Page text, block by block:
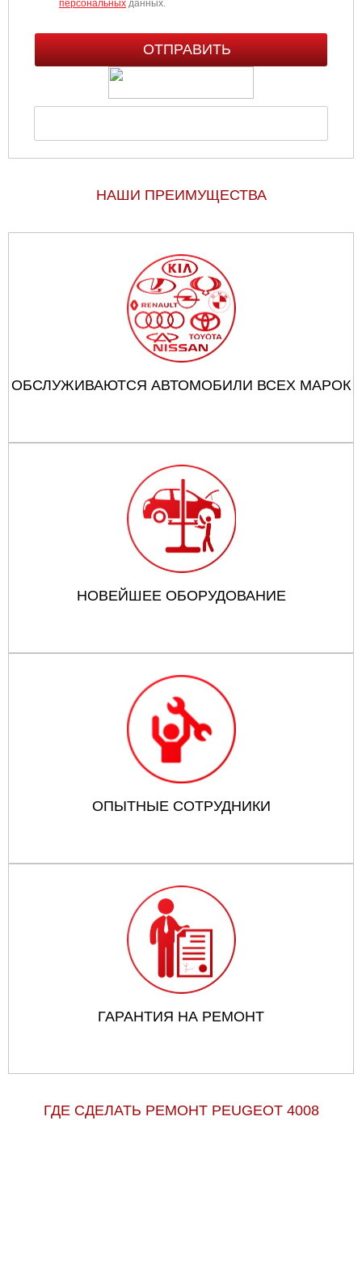
персональныхданных.
НАШИ ПРЕИМУЩЕСТВА
ОБСЛУЖИВАЮТСЯ АВТОМОБИЛИ ВСЕХ МАРОК
НОВЕЙШЕЕ ОБОРУДОВАНИЕ
ОПЫТНЫЕ СОТРУДНИКИ
ГАРАНТИЯ НА РЕМОНТ
ГДЕ СДЕЛАТЬ РЕМОНТ PEUGEOT 4008